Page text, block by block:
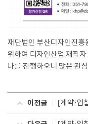
재단법인 부산디자인진흥
위하여 디자인산업 재직
나를 진행하오니 많은 관
이전글